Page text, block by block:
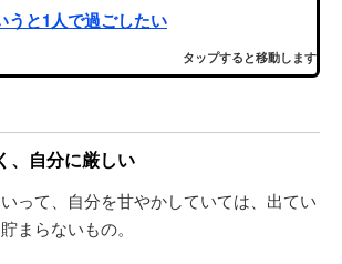
うと1人で過ごしたい
タップすると移動します
、自分に厳しい
って、自分を甘やかしていては、出てい
まらないもの。